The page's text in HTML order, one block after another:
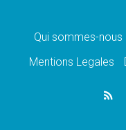
Qui sommes-nous
Mentions Legales